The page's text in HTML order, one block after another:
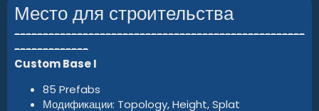
а
Место для строительства
---------------------------------------------------
-------------
Custom Base I
85 Prefabs
Модификации: Topology, Height, Splat